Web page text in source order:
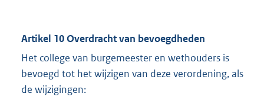
Artikel 10 Overdracht van bevoegdheden
Het college van burgemeester en wethouders is
bevoegd tot het wijzigen van deze verordening, als
de wijzigingen: